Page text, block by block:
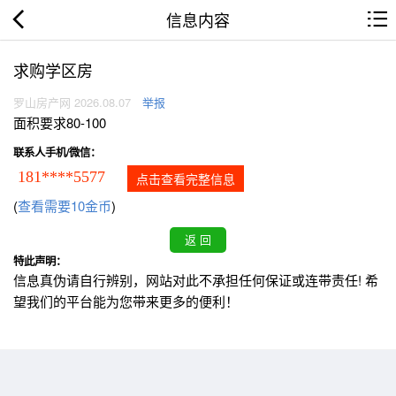
信息内容
求购学区房
罗山房产网 2026.08.07 举报
面积要求80-100
联系人手机/微信：
181****5577 点击查看完整信息
(查看需要10金币)
特此声明：
信息真伪请自行辨别，网站对此不承担任何保证或连带责任! 希
望我们的平台能为您带来更多的便利！